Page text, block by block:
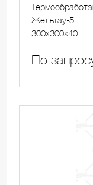
Жельтау-5
300x300x40
По